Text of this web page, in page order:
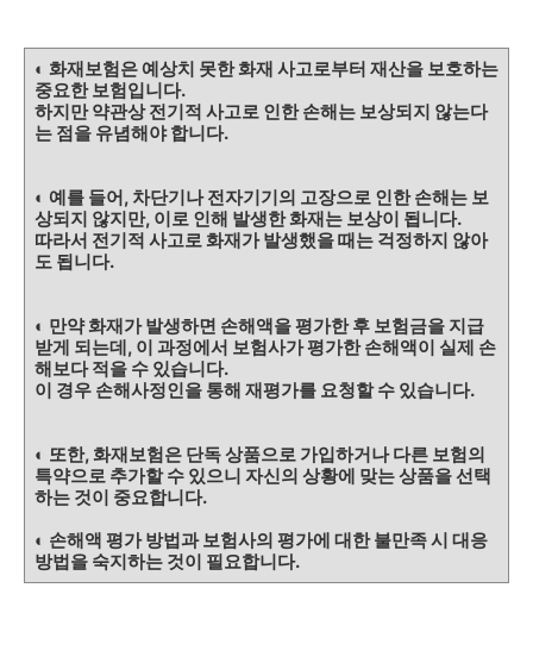
◐ 화재보험은 예상치 못한 화재 사고로부터 재산을 보호하는
중요한 보험입니다.
하지만 약관상 전기적 사고로 인한 손해는 보상되지 않는다
는 점을 유념해야 합니다.
◐ 예를 들어, 차단기나 전자기기의 고장으로 인한 손해는 보
상되지 않지만, 이로 인해 발생한 화재는 보상이 됩니다.
따라서 전기적 사고로 화재가 발생했을 때는 걱정하지 않아
도 됩니다.
◐ 만약 화재가 발생하면 손해액을 평가한 후 보험금을 지급
받게 되는데, 이 과정에서 보험사가 평가한 손해액이 실제 손
해보다 적을 수 있습니다.
이 경우 손해사정인을 통해 재평가를 요청할 수 있습니다.
◐ 또한, 화재보험은 단독 상품으로 가입하거나 다른 보험의
특약으로 추가할 수 있으니 자신의 상황에 맞는 상품을 선택
하는 것이 중요합니다.
◐ 손해액 평가 방법과 보험사의 평가에 대한 불만족 시 대응
방법을 숙지하는 것이 필요합니다.